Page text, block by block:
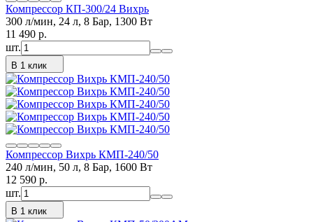
Компрессор КП-300/24 Вихрь
300 л/мин, 24 л, 8 Бар, 1300 Вт
11 490 p.
шт.
В 1 клик
Компрессор Вихрь КМП-240/50
240 л/мин, 50 л, 8 Бар, 1600 Вт
12 590 p.
шт.
В 1 клик